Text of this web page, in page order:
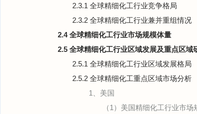
2.3.1 全球精细化工行业竞争格局
2.3.2 全球精细化工行业兼并重组情况
2.4 全球精细化工行业市场规模体量
2.5 全球精细化工行业区域发展及重点区域
2.5.1 全球精细化工行业区域发展格局
2.5.2 全球精细化工重点区域市场分析
1、美国
（1）美国精细化工行业市场